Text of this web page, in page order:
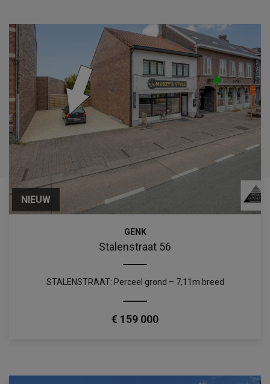
NIEUW
GENK
Stalenstraat 56
STALENSTRAAT: Perceel grond – 7,11m breed
€ 159 000